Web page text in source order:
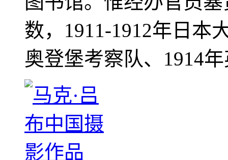
数，1911-1912年日本
奥登堡考察队、1914